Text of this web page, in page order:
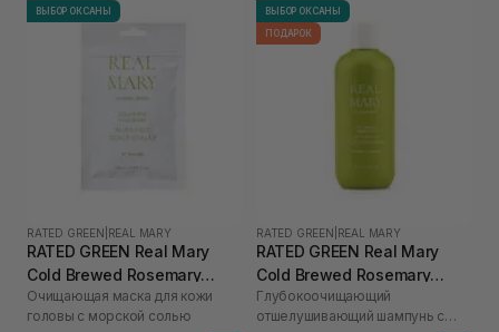
ВЫБОР ОКСАНЫ
RATED GREEN REAL MARY
RATED GREEN Real Mary
Cold Brewed Rosemary
Purifyng Scalp Scaler 50 мл
Очищающая маска для кожи
головы с морской солью
ВЫБОР ОКСАНЫ
ПОДАРОК
RATED GREEN REAL MARY
RATED GREEN Real Mary
Cold Brewed Rosemary
Exfoliating Scalp Shampoo
400 ml
Глубокоочищающий
отшелушивающий шампунь с